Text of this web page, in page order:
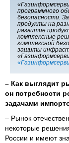
программного
безопасности.
продукты на
развитие
комплексные
комплексной
защиты
– Как выглядит
он потребности
задачами
– Рынок
некоторые
России и имеют